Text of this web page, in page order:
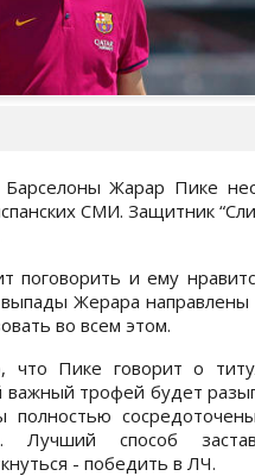
Жарар Пике
СМИ. Защитник
поговорить и ему
Жерара
во всем этом.
Пике говорит о
важный трофей будет
Лучший способ
- победить в ЛЧ.